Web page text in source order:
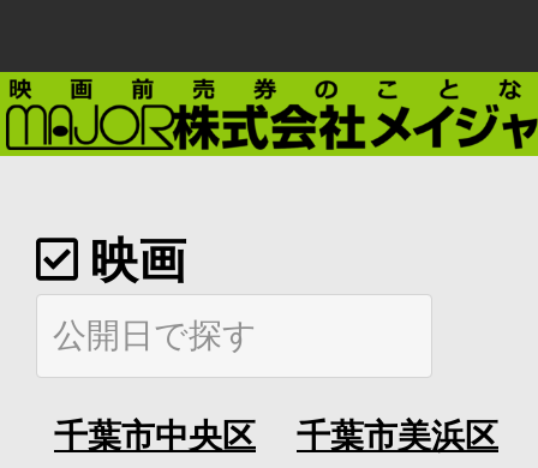
映画
千葉市中央区 千葉市美浜区